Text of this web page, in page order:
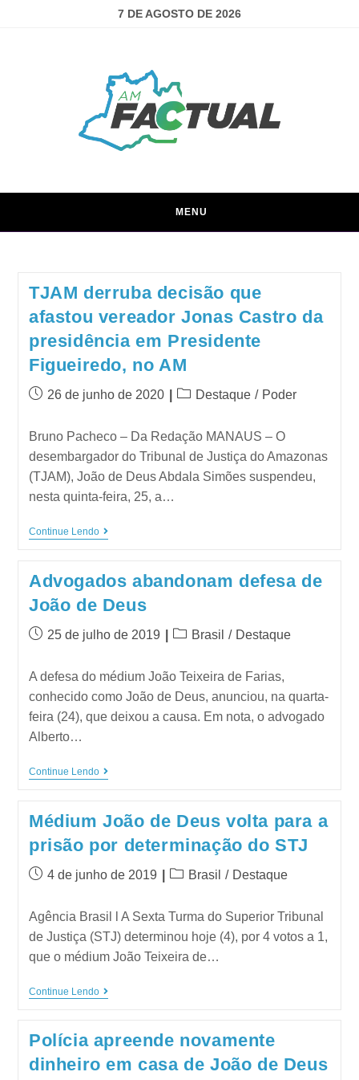
7 DE AGOSTO DE 2026
MENU
TJAM derruba decisão que
afastou vereador Jonas Castro da
presidência em Presidente
Figueiredo, no AM
26 de junho de 2020 Destaque / Poder
Bruno Pacheco – Da Redação MANAUS – O
desembargador do Tribunal de Justiça do Amazonas
(TJAM), João de Deus Abdala Simões suspendeu,
nesta quinta-feira, 25, a…
Continue Lendo
Advogados abandonam defesa de
João de Deus
25 de julho de 2019 Brasil / Destaque
A defesa do médium João Teixeira de Farias,
conhecido como João de Deus, anunciou, na quarta-
feira (24), que deixou a causa. Em nota, o advogado
Alberto…
Continue Lendo
Médium João de Deus volta para a
prisão por determinação do STJ
4 de junho de 2019 Brasil / Destaque
Agência Brasil l A Sexta Turma do Superior Tribunal
de Justiça (STJ) determinou hoje (4), por 4 votos a 1,
que o médium João Teixeira de…
Continue Lendo
Polícia apreende novamente
dinheiro em casa de João de Deus